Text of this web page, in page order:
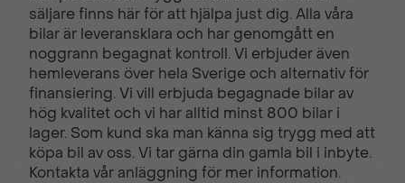
Filbytesvarnare Filhållsassistans
Färddator Isofix - Barnstolsfästen
KEY LESS -
Startsystem
Komplett ifylld
servicebok
säljare finns här för att hjälpa just dig. Alla våra
bilar är leveransklara och har genomgått en
noggrann begagnat kontroll. Vi erbjuder även
hemleverans över hela Sverige och alternativ för
finansiering. Vi vill erbjuda begagnade bilar av
hög kvalitet och vi har alltid minst 800 bilar i
lager. Som kund ska man känna sig trygg med att
köpa bil av oss. Vi tar gärna din gamla bil i inbyte.
Kontakta vår anläggning för mer information.